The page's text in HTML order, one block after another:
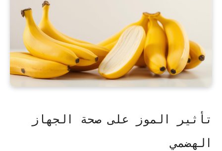
تأثير الموز على صحة الجهاز
الهضمي